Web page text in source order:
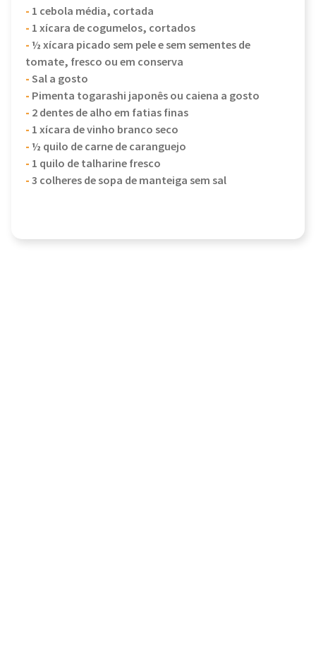
- 1 cebola média, cortada
- 1 xícara de cogumelos, cortados
-½ xícara picado sem pele e sem sementes de
tomate, fresco ou em conserva
-Sal a gosto
- Pimenta togarashi japonês ou caiena a gosto
- 2 dentes de alho em fatias finas
- 1 xícara de vinho branco seco
-½ quilo de carne de caranguejo
- 1 quilo de talharine fresco
-3 colheres de sopa de manteiga sem sal